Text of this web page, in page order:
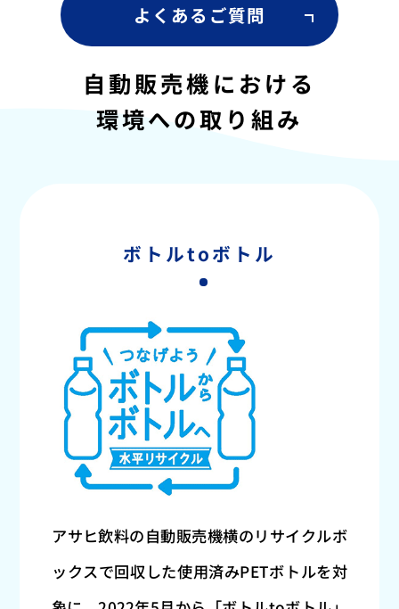
よくあるご質問
自動販売機における
環境への取り組み
ボトルtoボトル
アサヒ飲料の自動販売機横のリサイクルボ
ックスで回収した使用済みPETボトルを対